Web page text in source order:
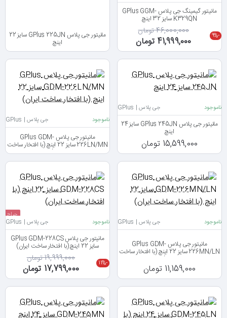
مانیتور گیمینگ جی پلاس GPlus GGM-
K329QN سایز 32 اینچ
-9% 41,999,000 تومان
46,000,000 تومان مانیتور جی پلاس GPlus 225JN سایز 22
اینچ
ناموجود جی پلاس | GPlus
مانیتور جی پلاس GPlus 245JN سایز 24
اینچ
15,599,000 تومان
ناموجود جی پلاس | GPlus
مانیتور جی پلاس GPlus GDM-
226LN/MN سایز 22 اینچ (با افتخار ساخت
ایران)
ناموجود جی پلاس | GPlus
مانیتور جی پلاس GPlus GDM-
226MN/LN سایز 22 اینچ (با افتخار ساخت
ایران)
11,159,000 تومان
حراج
ناموجود
جی پلاس | GPlus
مانیتور جی پلاس GPlus GDM-228CS
سایز 22 اینچ (با افتخار ساخت ایران)
-11% 17,799,000 تومان
19,999,000 تومان